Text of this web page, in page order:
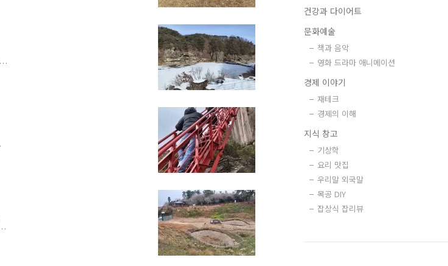
건강과 다이어트
문화예술
책과 음악
영화 드라마 애니메이션
경제 이야기
재테크
경제의 이해
지식 창고
기상학
요리 맛집
우리말 외국말
목공 DIY
잡상식 잡리뷰